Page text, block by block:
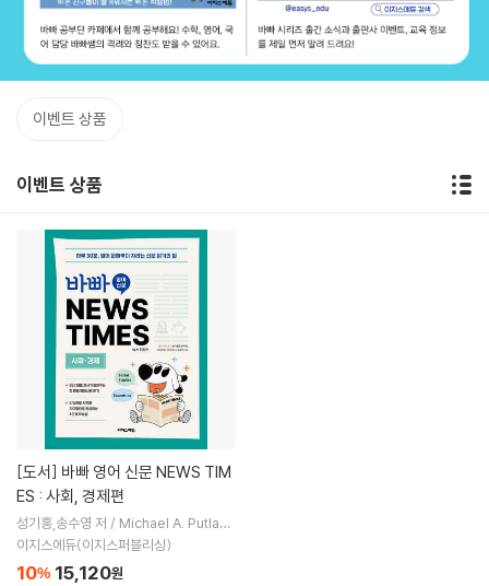
이벤트 상품
이벤트 상품
[도서]
ES : 사회, 경제편
성기홍,송수영 저 / Michael A. Putlack
(마이클 A. 푸틀랙) 감수
이지스에듀(이지스퍼블리싱)
10% 15,120원